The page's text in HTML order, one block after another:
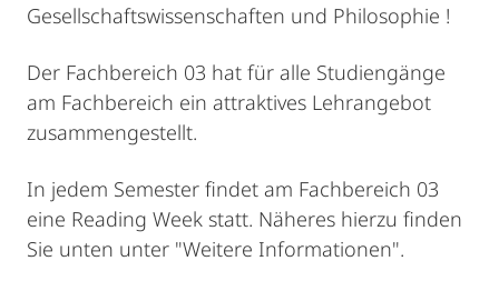
Gesellschaftswissenschaften und Philosophie !
Der Fachbereich 03 hat für alle Studiengänge
am Fachbereich ein attraktives Lehrangebot
zusammengestellt.
In jedem Semester findet am Fachbereich 03
eine Reading Week statt. Näheres hierzu finden
Sie unten unter "Weitere Informationen".